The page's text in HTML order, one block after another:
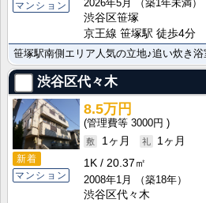
マンション 2026年5月
（築1年未満）
渋谷区笹塚
京王線 笹塚駅 徒歩4分
笹塚駅南側エリア人気の立地♪追い炊き
渋谷区代々木
新着
マンション
8.5万円
3000円
1ヶ月
1ヶ月
1K
20.37㎡
2008年1月
（築18年）
渋谷区代々木